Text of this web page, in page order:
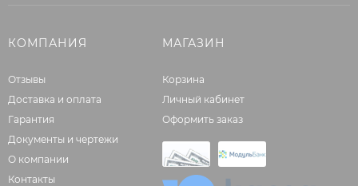
КОМПАНИЯ
Отзывы
Доставка и оплата
Гарантия
Документы и чертежи
О компании
Контакты
МАГАЗИН
Корзина
Личный кабинет
Оформить заказ